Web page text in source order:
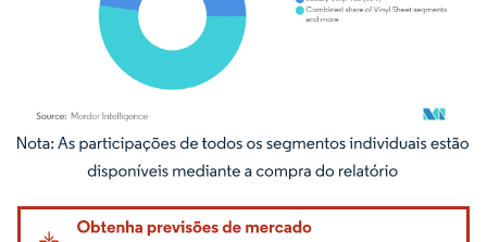
Imagem © Mordor Intelligence. O reuso requer atribuição conforme CC BY 4.0.